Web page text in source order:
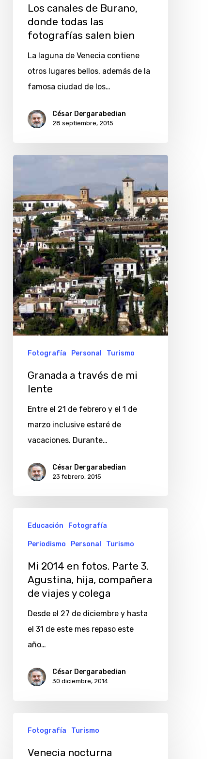
Los canales de Burano,
donde todas las
fotografías salen bien
La laguna de Venecia contiene
otros lugares bellos, además de la
famosa ciudad de los…
César Dergarabedian
28 septiembre, 2015
través
de
mi
lente
Fotografía Personal Turismo
Granada a través de mi
lente
Entre el 21 de febrero y el 1 de
marzo inclusive estaré de
vacaciones. Durante…
César Dergarabedian
23 febrero, 2015
2014
fotos.
Parte
Agustina,
compañera
viajes
colega
Educación Fotografía
Periodismo Personal Turismo
Mi 2014 en fotos. Parte 3.
Agustina, hija, compañera
de viajes y colega
Desde el 27 de diciembre y hasta
el 31 de este mes repaso este
año…
César Dergarabedian
30 diciembre, 2014
nocturna
segunda
Fotografía Turismo
Venecia nocturna